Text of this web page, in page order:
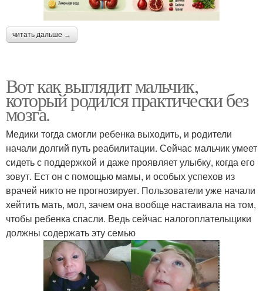
читать дальше →
Вот как выглядит мальчик,
который родился практически без
мозга.
Медики тогда смогли ребенка выходить, и родители
начали долгий путь реабилитации. Сейчас мальчик умеет
сидеть с поддержкой и даже проявляет улыбку, когда его
зовут. Ест он с помощью мамы, и особых успехов из
врачей никто не прогнозирует. Пользователи уже начали
хейтить мать, мол, зачем она вообще настаивала на том,
чтобы ребенка спасли. Ведь сейчас налогоплательщики
должны содержать эту семью